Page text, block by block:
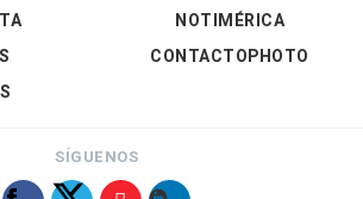
NOTIMÉRICA
CONTACTOPHOTO
SÍGUENOS